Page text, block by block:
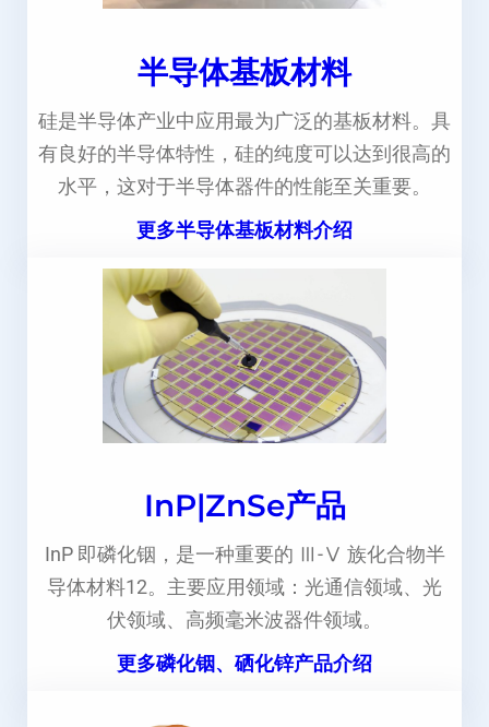
半导体基板材料
硅是半导体产业中应用最为广泛的基板材料。具
有良好的半导体特性，硅的纯度可以达到很高的
水平，这对于半导体器件的性能至关重要。
更多半导体基板材料介绍
InP|ZnSe产品
InP 即磷化铟，是一种重要的 Ⅲ-Ⅴ 族化合物半
导体材料12。主要应用领域：光通信领域、光
伏领域、高频毫米波器件领域。
更多磷化铟、硒化锌产品介绍